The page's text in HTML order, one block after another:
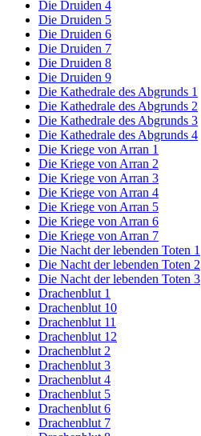
Die Druiden 4
Die Druiden 5
Die Druiden 6
Die Druiden 7
Die Druiden 8
Die Druiden 9
Die Kathedrale des Abgrunds 1
Die Kathedrale des Abgrunds 2
Die Kathedrale des Abgrunds 3
Die Kathedrale des Abgrunds 4
Die Kriege von Arran 1
Die Kriege von Arran 2
Die Kriege von Arran 3
Die Kriege von Arran 4
Die Kriege von Arran 5
Die Kriege von Arran 6
Die Kriege von Arran 7
Die Nacht der lebenden Toten 1
Die Nacht der lebenden Toten 2
Die Nacht der lebenden Toten 3
Drachenblut 1
Drachenblut 10
Drachenblut 11
Drachenblut 12
Drachenblut 2
Drachenblut 3
Drachenblut 4
Drachenblut 5
Drachenblut 6
Drachenblut 7